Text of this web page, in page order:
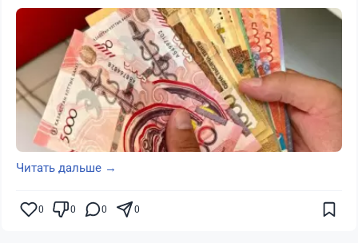
Читать дальше →
0 0 0 0